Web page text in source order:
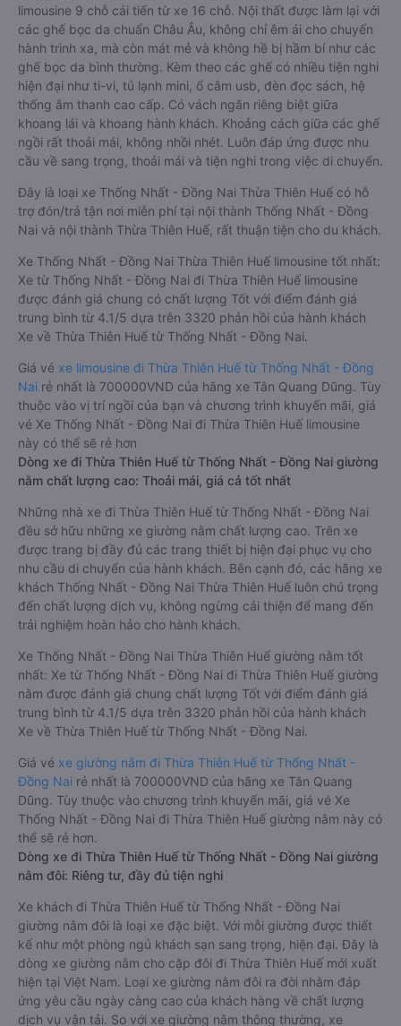
limousine 9 chỗ cải tiến từ xe 16 chỗ. Nội thất được làm lại với
các ghế bọc da chuẩn Châu Âu, không chỉ êm ái cho chuyến
hành trình xa, mà còn mát mẻ và không hề bị hầm bí như các
ghế bọc da bình thường. Kèm theo các ghế có nhiều tiện nghi
hiện đại như ti-vi, tủ lạnh mini, ổ cắm usb, đèn đọc sách, hệ
thống âm thanh cao cấp. Có vách ngăn riêng biệt giữa
khoang lái và khoang hành khách. Khoảng cách giữa các ghế
ngồi rất thoải mái, không nhồi nhét. Luôn đáp ứng được nhu
cầu về sang trọng, thoải mái và tiện nghi trong việc di chuyển.
Đây là loại xe Thống Nhất - Đồng Nai Thừa Thiên Huế có hỗ
trợ đón/trả tận nơi miễn phí tại nội thành Thống Nhất - Đồng
Nai và nội thành Thừa Thiên Huế, rất thuận tiện cho du khách.
Xe Thống Nhất - Đồng Nai Thừa Thiên Huế limousine tốt nhất:
Xe từ Thống Nhất - Đồng Nai đi Thừa Thiên Huế limousine
được đánh giá chung có chất lượng Tốt với điểm đánh giá
trung bình từ 4.1/5 dựa trên 3320 phản hồi của hành khách
Xe về Thừa Thiên Huế từ Thống Nhất - Đồng Nai.
Giá vé xe limousine đi Thừa Thiên Huế từ Thống Nhất - Đồng
Nai rẻ nhất là 700000VND của hãng xe Tân Quang Dũng. Tùy
thuộc vào vị trí ngồi của bạn và chương trình khuyến mãi, giá
vé Xe Thống Nhất - Đồng Nai đi Thừa Thiên Huế limousine
này có thể sẽ rẻ hơn
Dòng xe đi Thừa Thiên Huế từ Thống Nhất - Đồng Nai giường
nằm chất lượng cao: Thoải mái, giá cả tốt nhất
Những nhà xe đi Thừa Thiên Huế từ Thống Nhất - Đồng Nai
đều sở hữu những xe giường nằm chất lượng cao. Trên xe
được trang bị đầy đủ các trang thiết bị hiện đại phục vụ cho
nhu cầu di chuyển của hành khách. Bên cạnh đó, các hãng xe
khách Thống Nhất - Đồng Nai Thừa Thiên Huế luôn chú trọng
đến chất lượng dịch vụ, không ngừng cải thiện để mang đến
trải nghiệm hoàn hảo cho hành khách.
Xe Thống Nhất - Đồng Nai Thừa Thiên Huế giường nằm tốt
nhất: Xe từ Thống Nhất - Đồng Nai đi Thừa Thiên Huế giường
nằm được đánh giá chung chất lượng Tốt với điểm đánh giá
trung bình từ 4.1/5 dựa trên 3320 phản hồi của hành khách
Xe về Thừa Thiên Huế từ Thống Nhất - Đồng Nai.
Giá vé xe giường nằm đi Thừa Thiên Huế từ Thống Nhất -
Đồng Nai rẻ nhất là 700000VND của hãng xe Tân Quang
Dũng. Tùy thuộc vào chương trình khuyến mãi, giá vé Xe
Thống Nhất - Đồng Nai đi Thừa Thiên Huế giường nằm này có
thể sẽ rẻ hơn.
Dòng xe đi Thừa Thiên Huế từ Thống Nhất - Đồng Nai giường
nằm đôi: Riêng tư, đầy đủ tiện nghi
Xe khách đi Thừa Thiên Huế từ Thống Nhất - Đồng Nai
giường nằm đôi là loại xe đặc biệt. Với mỗi giường được thiết
kế như một phòng ngủ khách sạn sang trọng, hiện đại. Đây là
dòng xe giường nằm cho cặp đôi đi Thừa Thiên Huế mới xuất
hiện tại Việt Nam. Loại xe giường nằm đôi ra đời nhằm đáp
ứng yêu cầu ngày càng cao của khách hàng về chất lượng
dịch vụ vận tải. So với xe giường nằm thông thường, xe